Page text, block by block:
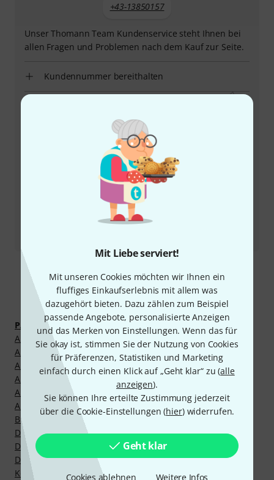
Mit Liebe serviert!
Mit unseren Cookies möchten wir Ihnen ein
fluffiges Einkaufserlebnis mit allem was
dazugehört bieten. Dazu zählen zum Beispiel
passende Angebote, personalisierte Anzeigen
und das Merken von Einstellungen. Wenn das für
Sie okay ist, stimmen Sie der Nutzung von Cookies
für Präferenzen, Statistiken und Marketing
einfach durch einen Klick auf „Geht klar“ zu (alle
anzeigen).
Sie können Ihre erteilte Zustimmung jederzeit
über die Cookie-Einstellungen (hier) widerrufen.
Geht klar
Cookies ablehnen Weitere Infos
+43-13850157
Unser Thomann Team Kundenservice steht Ihnen bei
allen Fragen und Problemen nach dem Kauf zur Seite.
Kundennummer bereithalten
Rückruf vereinbaren
Mehr Kontaktoptionen
Produkt zurücksenden
Alle Ansprechpartner
Mehr entdecken
PA- und Beschallungsequipment
Akkubetriebene PA-Lautsprecher
Aktive Bassboxen
Aktive Fullrange Lautsprecher
Aktive Monitore
Aktive PA Komplettsets
Analogmixer
Bluetooth Lautsprecher
Digitalmixer
Digitalmixer Erweiterungskarten
Digitalmixer Stageboxen
Komplette Beschallungsanlagen